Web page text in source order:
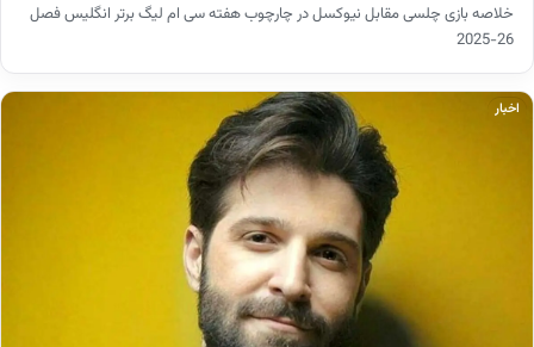
خلاصه بازی چلسی مقابل نیوکسل در چارچوب هفته سی ام لیگ برتر انگلیس فصل
26-2025
اخبار